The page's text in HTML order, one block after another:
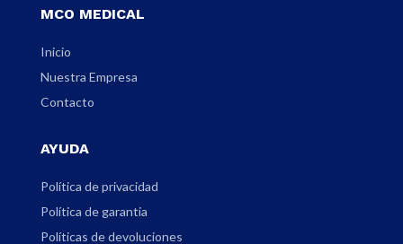
MCO MEDICAL
Inicio
Nuestra Empresa
Contacto
AYUDA
Política de privacidad
Política de garantia
Políticas de devoluciones